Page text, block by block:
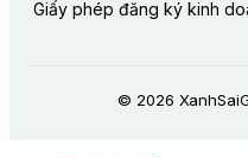
Giấy phép đăng ký kinh
© 2026